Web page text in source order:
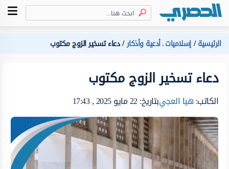
الرئيسية إسلاميات،أدعية وأذكار دعاء تسخير الزوج مكتوب
دعاء تسخير الزوج مكتوب
الكاتب:هيا العجيبتاريخ: 22 مايو 2025 , 17:43